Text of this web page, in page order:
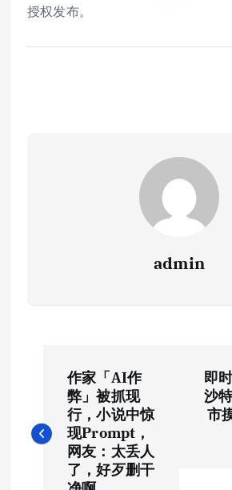
授权发布。
admin
导
作家「AI作
弊」被抓现
行，小说中惊
现Prompt，
网友：太丢人
了，好歹删干
即
沙
市